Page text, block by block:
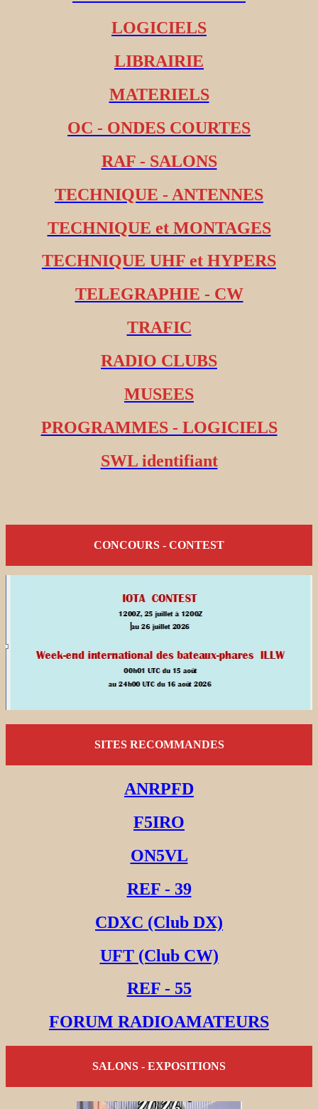
LOGICIELS
LIBRAIRIE
MATERIELS
OC - ONDES COURTES
RAF - SALONS
TECHNIQUE - ANTENNES
TECHNIQUE et MONTAGES
TECHNIQUE UHF et HYPERS
TELEGRAPHIE - CW
TRAFIC
RADIO CLUBS
MUSEES
PROGRAMMES - LOGICIELS
SWL identifiant
CONCOURS - CONTEST
SITES RECOMMANDES
ANRPFD
F5IRO
ON5VL
REF - 39
CDXC (Club DX)
UFT (Club CW)
REF - 55
FORUM RADIOAMATEURS
SALONS - EXPOSITIONS